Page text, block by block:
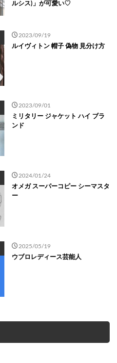
ルシス)」が可愛い♡
2023/09/19
ルイヴィトン 帽子 偽物 見分け方
2023/09/01
ミリタリー ジャケット ハイ ブラ
ンド
2024/01/24
オメガ スーパーコピー シーマスタ
ー
2025/05/19
ウブロレディース芸能人